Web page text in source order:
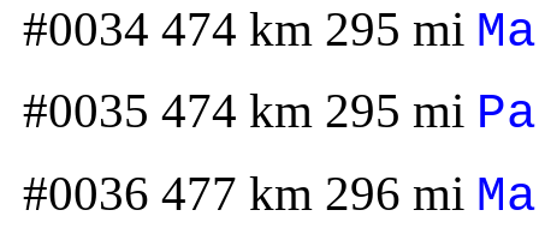
#0034 474 km 295 mi
#0035 474 km 295 mi
#0036 477 km 296 mi